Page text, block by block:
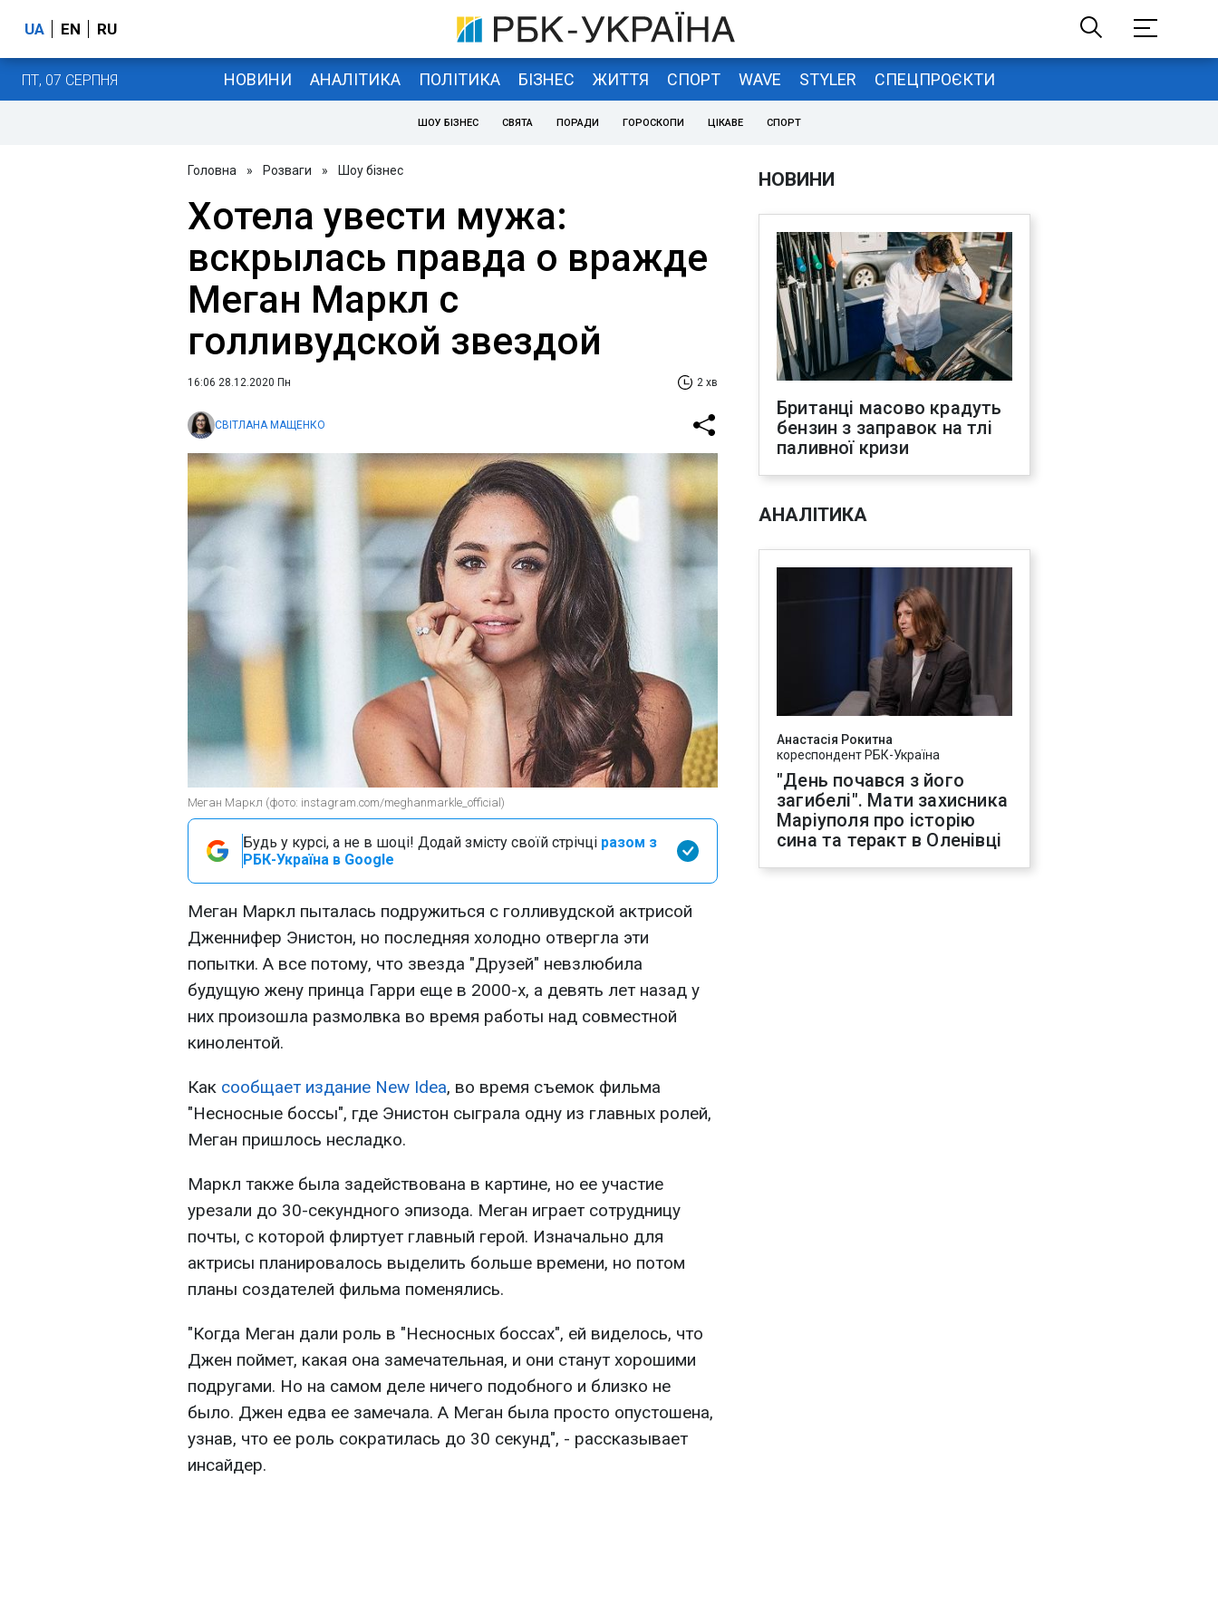
UA EN RU
ПТ, 07 СЕРПНЯ НОВИНИ АНАЛІТИКА ПОЛІТИКА БІЗНЕС ЖИТТЯ СПОРТ WAVE STYLER СПЕЦПРОЄКТИ
ШОУ БІЗНЕС СВЯТА ПОРАДИ ГОРОСКОПИ ЦІКАВЕ СПОРТ
Головна » Розваги » Шоу бізнес
Хотела увести мужа:
вскрылась правда о вражде
Меган Маркл с
голливудской звездой
16:06 28.12.2020 Пн 2 хв
СВІТЛАНА МАЩЕНКО
Меган Маркл (фото: instagram.com/meghanmarkle_official)
Будь у курсі, а не в шоці! Додай змісту своїй стрічці разом з
РБК-Україна в Google
Меган Маркл пыталась подружиться с голливудской актрисой
Дженнифер Энистон, но последняя холодно отвергла эти
попытки. А все потому, что звезда "Друзей" невзлюбила
будущую жену принца Гарри еще в 2000-х, а девять лет назад у
них произошла размолвка во время работы над совместной
кинолентой.
Как сообщает издание New Idea, во время съемок фильма
"Несносные боссы", где Энистон сыграла одну из главных ролей,
Меган пришлось несладко.
Маркл также была задействована в картине, но ее участие
урезали до 30-секундного эпизода. Меган играет сотрудницу
почты, с которой флиртует главный герой. Изначально для
актрисы планировалось выделить больше времени, но потом
планы создателей фильма поменялись.
"Когда Меган дали роль в "Несносных боссах", ей виделось, что
Джен поймет, какая она замечательная, и они станут хорошими
подругами. Но на самом деле ничего подобного и близко не
было. Джен едва ее замечала. А Меган была просто опустошена,
узнав, что ее роль сократилась до 30 секунд", - рассказывает
инсайдер.
НОВИНИ
Британці масово крадуть
бензин з заправок на тлі
паливної кризи
АНАЛІТИКА
Анастасія Рокитна
кореспондент РБК-Україна
"День почався з його
загибелі". Мати захисника
Маріуполя про історію
сина та теракт в Оленівці